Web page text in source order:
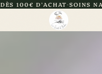
NATURELS ET